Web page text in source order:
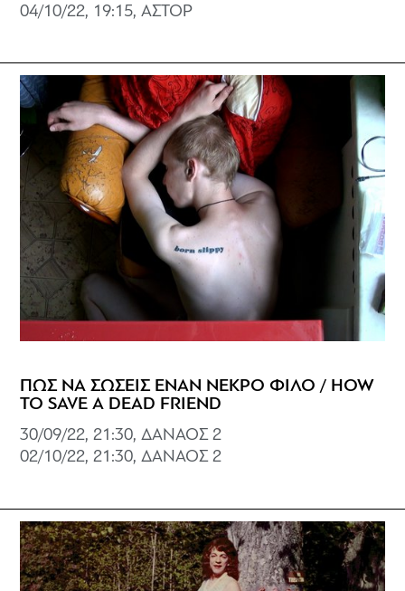
04/10/22, 19:15, AΣΤΟΡ
ΠΩΣ ΝΑ ΣΩΣΕΙΣ ΕΝΑΝ ΝΕΚΡΟ ΦΙΛΟ / HOW
TO SAVE A DEAD FRIEND
30/09/22, 21:30, ΔΑΝΑΟΣ 2
02/10/22, 21:30, ΔΑΝΑΟΣ 2